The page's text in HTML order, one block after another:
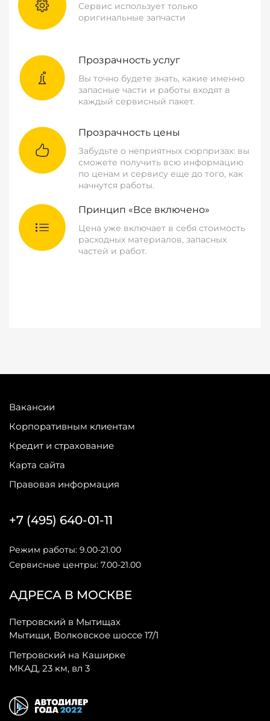
Сервис использует только
оригинальные запчасти
Прозрачность услуг
Вы точно будете знать, какие именно
запасные части и работы входят в
каждый сервисный пакет.
Прозрачность цены
Забудьте о неприятных сюрпризах: вы
сможете получить всю информацию
по ценам и сервису еще до того, как
начнутся работы.
Принцип «Все включено»
Цена уже включает в себя стоимость
расходных материалов, запасных
частей и работ.
Вакансии
Корпоративным клиентам
Кредит и страхование
Карта сайта
Правовая информация
АДРЕСА В МОСКВЕ
Петровский в Мытищах
Мытищи, Волковское шоссе 17/1
Петровский на Каширке
МКАД, 23 км, вл 3
+7 (495) 640-01-11
Режим работы: 9.00-21.00
Сервисные центры: 7.00-21.00